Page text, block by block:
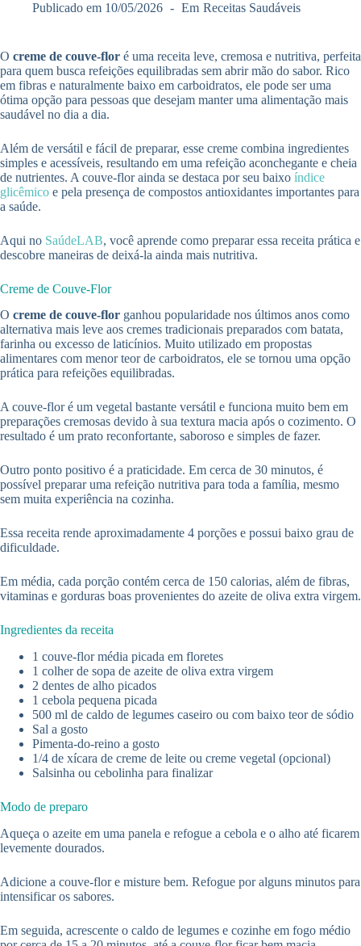
Publicado em 10/05/2026 Em Receitas Saudáveis
O creme de couve-flor é uma receita leve, cremosa e nutritiva, perfeita
para quem busca refeições equilibradas sem abrir mão do sabor. Rico
em fibras e naturalmente baixo em carboidratos, ele pode ser uma
ótima opção para pessoas que desejam manter uma alimentação mais
saudável no dia a dia.
Além de versátil e fácil de preparar, esse creme combina ingredientes
simples e acessíveis, resultando em uma refeição aconchegante e cheia
de nutrientes. A couve-flor ainda se destaca por seu baixo índice
glicêmico e pela presença de compostos antioxidantes importantes para
a saúde.
Aqui no SaúdeLAB, você aprende como preparar essa receita prática e
descobre maneiras de deixá-la ainda mais nutritiva.
Creme de Couve-Flor
O creme de couve-flor ganhou popularidade nos últimos anos como
alternativa mais leve aos cremes tradicionais preparados com batata,
farinha ou excesso de laticínios. Muito utilizado em propostas
alimentares com menor teor de carboidratos, ele se tornou uma opção
prática para refeições equilibradas.
A couve-flor é um vegetal bastante versátil e funciona muito bem em
preparações cremosas devido à sua textura macia após o cozimento. O
resultado é um prato reconfortante, saboroso e simples de fazer.
Outro ponto positivo é a praticidade. Em cerca de 30 minutos, é
possível preparar uma refeição nutritiva para toda a família, mesmo
sem muita experiência na cozinha.
Essa receita rende aproximadamente 4 porções e possui baixo grau de
dificuldade.
Em média, cada porção contém cerca de 150 calorias, além de fibras,
vitaminas e gorduras boas provenientes do azeite de oliva extra virgem.
Ingredientes da receita
1 couve-flor média picada em floretes
1 colher de sopa de azeite de oliva extra virgem
2 dentes de alho picados
1 cebola pequena picada
500 ml de caldo de legumes caseiro ou com baixo teor de sódio
Sal a gosto
Pimenta-do-reino a gosto
1/4 de xícara de creme de leite ou creme vegetal (opcional)
Salsinha ou cebolinha para finalizar
Modo de preparo
Aqueça o azeite em uma panela e refogue a cebola e o alho até ficarem
levemente dourados.
Adicione a couve-flor e misture bem. Refogue por alguns minutos para
intensificar os sabores.
Em seguida, acrescente o caldo de legumes e cozinhe em fogo médio